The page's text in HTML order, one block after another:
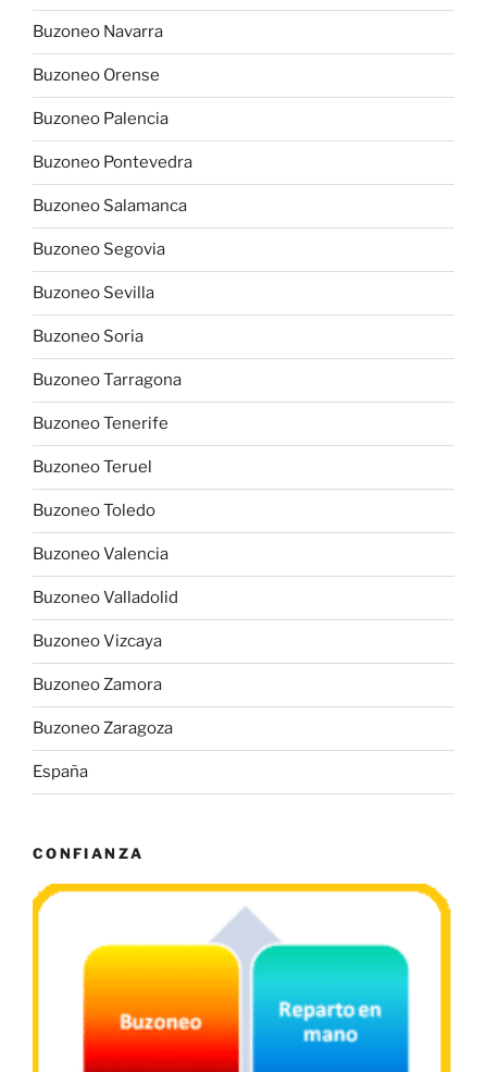
Buzoneo Navarra
Buzoneo Orense
Buzoneo Palencia
Buzoneo Pontevedra
Buzoneo Salamanca
Buzoneo Segovia
Buzoneo Sevilla
Buzoneo Soria
Buzoneo Tarragona
Buzoneo Tenerife
Buzoneo Teruel
Buzoneo Toledo
Buzoneo Valencia
Buzoneo Valladolid
Buzoneo Vizcaya
Buzoneo Zamora
Buzoneo Zaragoza
España
CONFIANZA